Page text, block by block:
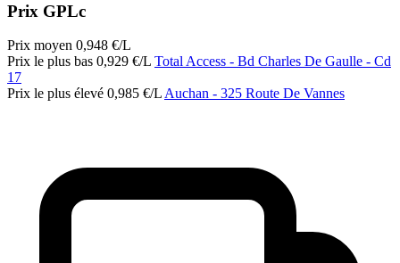
Prix GPLc
Prix moyen 0,948 €/L
Prix le plus bas 0,929 €/L Total Access - Bd Charles De Gaulle - Cd
17
Prix le plus élevé 0,985 €/LAuchan - 325 Route De Vannes